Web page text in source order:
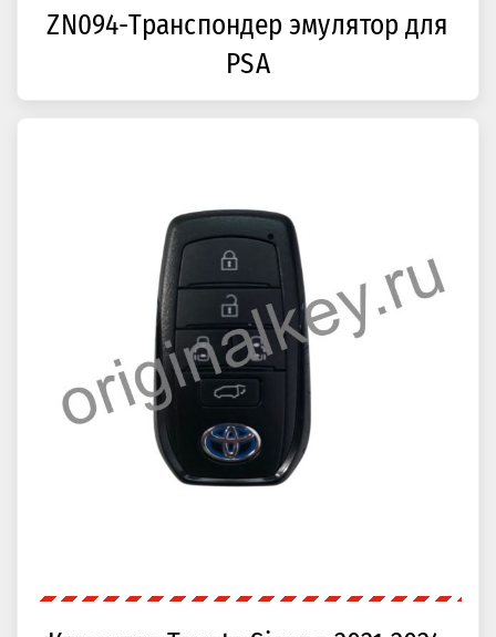
ZN094-Транспондер эмулятор для
PSA